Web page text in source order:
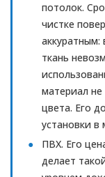
потолок.
чистке
аккуратным:
ткань
материал не
цвета. Его
установки в
ПВХ. Его
делает